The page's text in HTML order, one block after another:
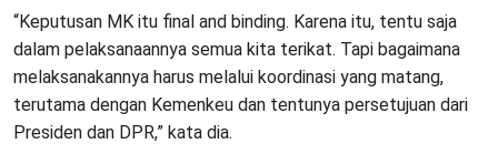
“Keputusan MK itu final and binding. Karena itu, tentu saja
dalam pelaksanaannya semua kita terikat. Tapi bagaimana
melaksanakannya harus melalui koordinasi yang matang,
terutama dengan Kemenkeu dan tentunya persetujuan dari
Presiden dan DPR,” kata dia.